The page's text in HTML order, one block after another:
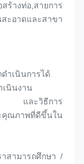
ร้างท่อ,สายการ
อาดและสาขา
าเนินการได้
เนินงาน
ง และวิธีการ
คุณภาพที่ดีขึ้นใน
สามารถศึกษา /